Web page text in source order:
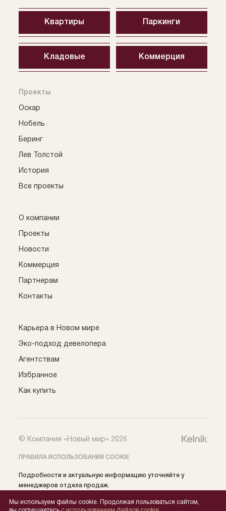
Квартиры Паркинги
Кладовые Коммерция
Проекты
Оскар
Нобель
Беринг
Лев Толстой
История
Все проекты
О компании
Проекты
Новости
Коммерция
Партнерам
Контакты
Карьера в Новом мире
Эко-подход девелопера
Агентствам
Избранное
Как купить
© Компания «Новый мир» 2026
ПРАВИЛА ИСПОЛЬЗОВАНИЯ COOKIE
Подробности и актуальную информацию уточняйте у
менеджеров отдела продаж.
принадлежат: ООО СЗ «Нобель» (ИНН 5405039654) ©️ 2024,
Мы используем файлы cookie. Продолжая пользоваться сайтом,